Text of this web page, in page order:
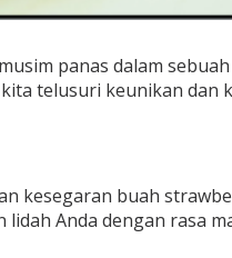
panas dalam
telusuri keunikan dan
kesegaran buah
Anda dengan rasa